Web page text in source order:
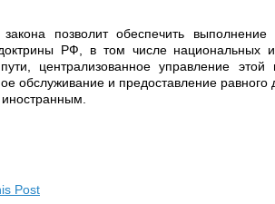
позволит обеспечить
РФ, в том числе национальных
централизованное управление
обслуживание и предоставление
Post